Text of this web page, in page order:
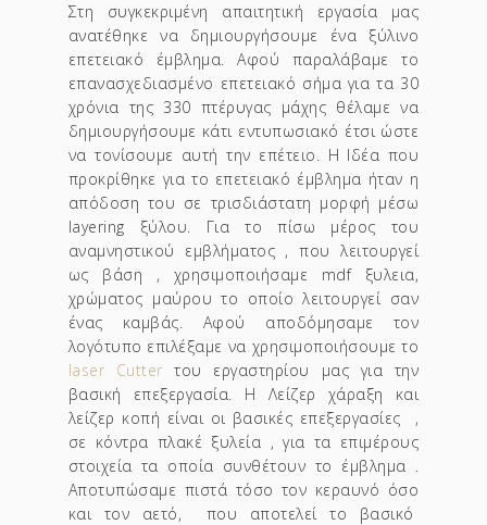
Στη συγκεκριμένη απαιτητική εργασία μας
ανατέθηκε να δημιουργήσουμε ένα ξύλινο
επετειακό έμβλημα. Αφού παραλάβαμε το
επανασχεδιασμένο επετειακό σήμα για τα 30
χρόνια της 330 πτέρυγας μάχης θέλαμε να
δημιουργήσουμε κάτι εντυπωσιακό έτσι ώστε
να τονίσουμε αυτή την επέτειο. Η Ιδέα που
προκρίθηκε για το επετειακό έμβλημα ήταν η
απόδοση του σε τρισδιάστατη μορφή μέσω
layering ξύλου. Για το πίσω μέρος του
αναμνηστικού εμβλήματος , που λειτουργεί
ως βάση , χρησιμοποιήσαμε mdf ξυλεια,
χρώματος μαύρου το οποίο λειτουργεί σαν
ένας καμβάς. Αφού αποδόμησαμε τον
λογότυπο επιλέξαμε να χρησιμοποιήσουμε το
laser Cutter του εργαστηρίου μας για την
βασική επεξεργασία. Η Λείζερ χάραξη και
λείζερ κοπή είναι οι βασικές επεξεργασίες ,
σε κόντρα πλακέ ξυλεία , για τα επιμέρους
στοιχεία τα οποία συνθέτουν το έμβλημα .
Αποτυπώσαμε πιστά τόσο τον κεραυνό όσο
και τον αετό, που αποτελεί το βασικό